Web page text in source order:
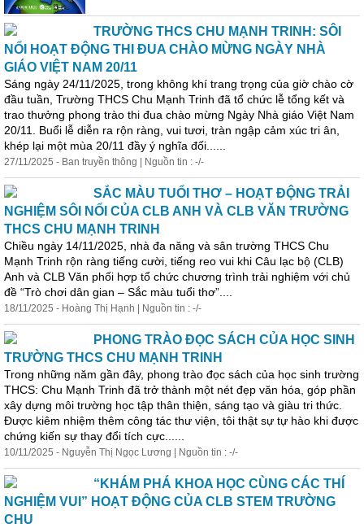
TRƯỜNG THCS CHU MẠNH TRINH: SÔI
NỔI HOẠT ĐỘNG THI ĐUA CHÀO MỪNG NGÀY NHÀ
GIÁO VIỆT NAM 20/11
Sáng ngày 24/11/2025, trong không khí trang trọng của giờ chào cờ
đầu tuần, Trường THCS Chu Mạnh Trinh đã tổ chức lễ tổng kết và
trao thưởng phong trào thi đua chào mừng Ngày Nhà giáo Việt Nam
20/11. Buổi lễ diễn ra rộn ràng, vui tươi, tràn ngập cảm xúc tri ân,
khép lại một mùa 20/11 đầy ý nghĩa đối......
27/11/2025 - Ban truyền thông | Nguồn tin : -/-
SẮC MÀU TUỔI THƠ – HOẠT ĐỘNG TRẢI
NGHIỆM SÔI NỔI CỦA CLB ANH VÀ CLB VĂN TRƯỜNG
THCS CHU MẠNH TRINH
Chiều ngày 14/11/2025, nhà đa năng và sân trường THCS Chu
Mạnh Trinh rộn ràng tiếng cười, tiếng reo vui khi Câu lạc bộ (CLB)
Anh và CLB Văn phối hợp tổ chức chương trình trải nghiệm với chủ
đề “Trò chơi dân gian – Sắc màu tuổi thơ”....
18/11/2025 - Hoàng Thị Hạnh | Nguồn tin : -/-
PHONG TRÀO ĐỌC SÁCH CỦA HỌC SINH
TRƯỜNG THCS CHU MẠNH TRINH
Trong những năm gần đây, phong trào đọc sách của học sinh trường
THCS: Chu Mạnh Trinh đã trở thành một nét đẹp văn hóa, góp phần
xây dựng môi trường học tập thân thiện, sáng tạo và giàu tri thức.
Được kiêm nhiệm thêm công tác thư viện, tôi thật sự tự hào khi được
chứng kiến sự thay đổi tích cực......
10/11/2025 - Nguyễn Thị Ngọc Lương | Nguồn tin : -/-
“KHÁM PHÁ KHOA HỌC CÙNG CÁC THÍ
NGHIỆM VUI” HOẠT ĐỘNG CỦA CLB STEM TRƯỜNG
CHU